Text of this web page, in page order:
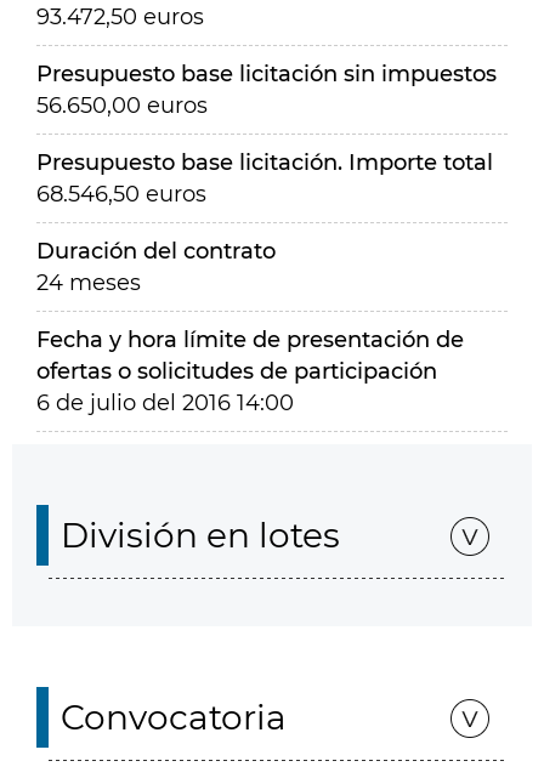
93.472,50 euros
Presupuesto base licitación sin impuestos
56.650,00 euros
Presupuesto base licitación. Importe total
68.546,50 euros
Duración del contrato
24 meses
Fecha y hora límite de presentación de
ofertas o solicitudes de participación
6 de julio del 2016 14:00
División en lotes
Convocatoria